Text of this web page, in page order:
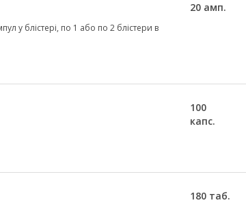
у блістері, по 1 або по 2 блістери в
20 амп.
100
капс.
180 таб.